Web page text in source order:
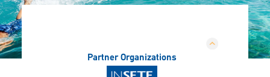
Partner Organizations